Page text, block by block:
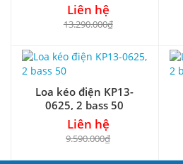
Liên hệ
13.290.000₫
Loa kéo điện KP13-
0625, 2 bass 50
Liên hệ
9.590.000₫